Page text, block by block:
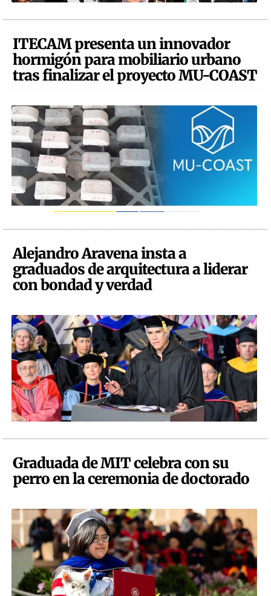
ITECAM presenta un innovador
hormigón para mobiliario urbano
tras finalizar el proyecto MU-COAST
Alejandro Aravena insta a
graduados de arquitectura a liderar
con bondad y verdad
Graduada de MIT celebra con su
perro en la ceremonia de doctorado